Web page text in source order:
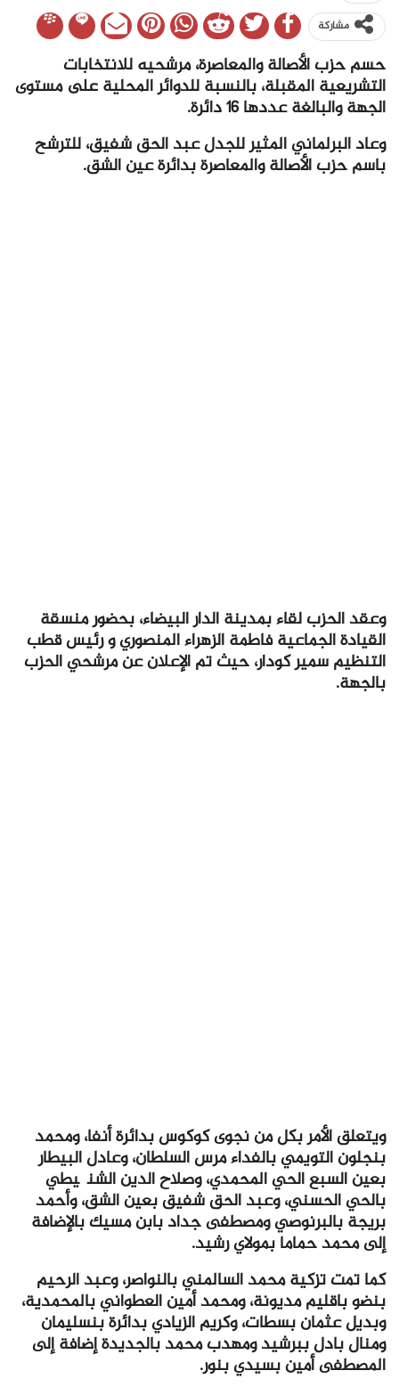
مشاركة
حسم حزب الأصالة والمعاصرة، مرشحيه للانتخابات
التشريعية المقبلة، بالنسبة للدوائر المحلية على مستوى
الجهة والبالغة عددها 16 دائرة.
وعاد البرلماني المثير للجدل عبد الحق شفيق، للترشح
باسم حزب الأصالة والمعاصرة بدائرة عين الشق.
وعقد الحزب لقاء بمدينة الدار البيضاء، بحضور منسقة
القيادة الجماعية فاطمة الزهراء المنصوري و رئيس قطب
التنظيم سمير كودار، حيث تم الإعلان عن مرشحي الحزب
بالجهة.
ويتعلق الأمر بكل من نجوى كوكوس بدائرة أنفا، ومحمد
بنجلون التويمي بالفداء مرس السلطان، وعادل البيطار
بعين السبع الحي المحمدي، وصلاح الدين الشنگيطي
بالحي الحسني، وعبد الحق شفيق بعين الشق، وأحمد
بريجة بالبرنوصي ومصطفى جداد بابن مسيك بالإضافة
إلى محمد حماما بمولاي رشيد.
كما تمت تزكية محمد السالمني بالنواصر، وعبد الرحيم
بنضو باقليم مديونة، ومحمد أمين العطواني بالمحمدية،
وبديل عثمان بسطات، وكريم الزيادي بدائرة بنسليمان
ومنال بادل ببرشيد ومهدب محمد بالجديدة إضافة إلى
المصطفى أمين بسيدي بنور.